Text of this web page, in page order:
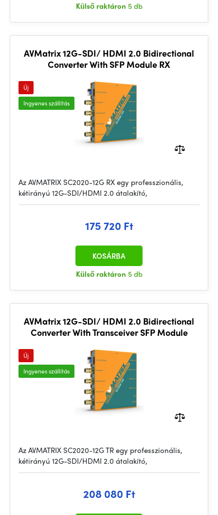
Külső raktáron 5 db
AVMatrix 12G-SDI/ HDMI 2.0 Bidirectional
Converter With SFP Module RX
Új
Ingyenes szállítás
Az AVMATRIX SC2020-12G RX egy professzionális,
kétirányú 12G-SDI/HDMI 2.0 átalakító,
175 720 Ft
Külső raktáron 5 db
KOSÁRBA
AVMatrix 12G-SDI/ HDMI 2.0 Bidirectional
Converter With Transceiver SFP Module
Új
Ingyenes szállítás
Az AVMATRIX SC2020-12G TR egy professzionális,
kétirányú 12G-SDI/HDMI 2.0 átalakító,
208 080 Ft